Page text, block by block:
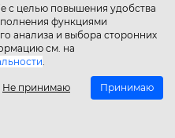
с целью повышения удобства
функциями
анализа и выбора сторонних
см. на
.
Не принимаю Принимаю